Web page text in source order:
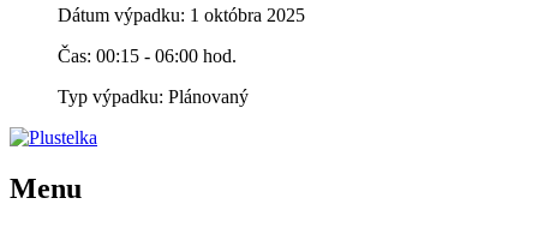
Dátum výpadku: 1 októbra 2025
Čas: 00:15 - 06:00 hod.
Typ výpadku: Plánovaný
Menu